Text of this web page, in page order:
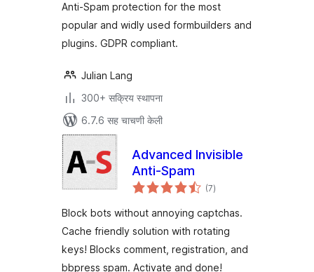
Anti-Spam protection for the most
popular and widly used formbuilders and
plugins. GDPR compliant.
Julian Lang
300+ सक्रिय स्थापना
6.7.6 सह चाचणी केली
Advanced Invisible
Anti-Spam
(7एकूण
मूल्यांकन
)
Block bots without annoying captchas.
Cache friendly solution with rotating
keys! Blocks comment, registration, and
bbpress spam. Activate and done!